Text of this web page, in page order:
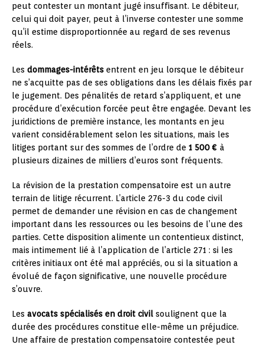
peut contester un montant jugé insuffisant. Le débiteur,
celui qui doit payer, peut à l’inverse contester une somme
qu’il estime disproportionnée au regard de ses revenus
réels.
Les dommages-intérêts entrent en jeu lorsque le débiteur
ne s’acquitte pas de ses obligations dans les délais fixés par
le jugement. Des pénalités de retard s’appliquent, et une
procédure d’exécution forcée peut être engagée. Devant les
juridictions de première instance, les montants en jeu
varient considérablement selon les situations, mais les
litiges portant sur des sommes de l’ordre de 1 500 € à
plusieurs dizaines de milliers d’euros sont fréquents.
La révision de la prestation compensatoire est un autre
terrain de litige récurrent. L’article 276-3 du code civil
permet de demander une révision en cas de changement
important dans les ressources ou les besoins de l’une des
parties. Cette disposition alimente un contentieux distinct,
mais intimement lié à l’application de l’article 271 : si les
critères initiaux ont été mal appréciés, ou si la situation a
évolué de façon significative, une nouvelle procédure
s’ouvre.
Les avocats spécialisés en droit civil soulignent que la
durée des procédures constitue elle-même un préjudice.
Une affaire de prestation compensatoire contestée peut